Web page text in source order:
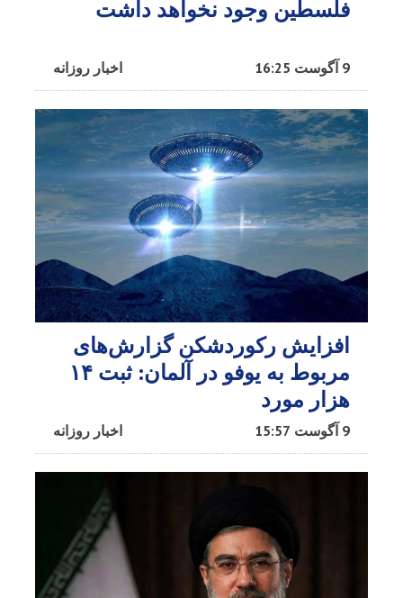
فلسطین وجود نخواهد داشت
اخبار روزانه 9 آگوست 16:25
افزایش رکوردشکن گزارش‌های
مربوط به یوفو در آلمان: ثبت ۱۴
هزار مورد
اخبار روزانه 9 آگوست 15:57